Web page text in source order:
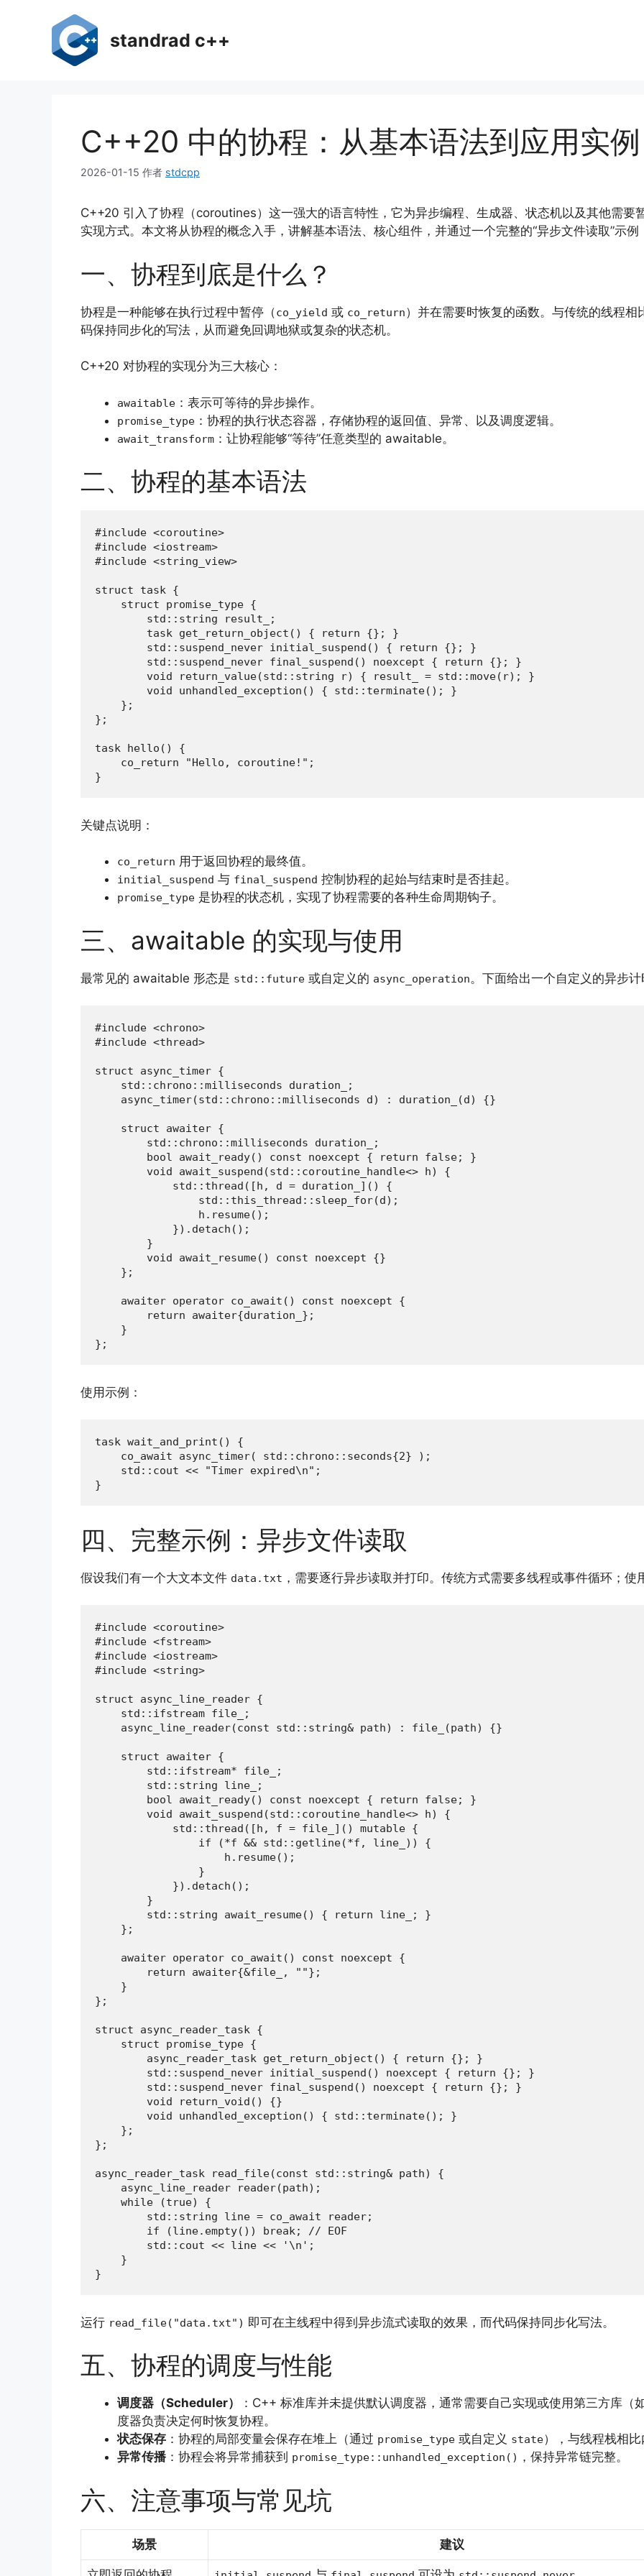
standrad c++
C++20 中的协程：从基本语法到应用实例
2026-01-15 作者 stdcpp
C++20 引入了协程（coroutines）这一强大的语言特性，它为异步编程、生成器、状态机以及其他需要
实现方式。本文将从协程的概念入手，讲解基本语法、核心组件，并通过一个完整的“异步文件读取”示
一、协程到底是什么？
协程是一种能够在执行过程中暂停（co_yield 或 co_return）并在需要时恢复的函数。与传统的线程
码保持同步化的写法，从而避免回调地狱或复杂的状态机。
C++20 对协程的实现分为三大核心：
awaitable ：表示可等待的异步操作。
promise_type ：协程的执行状态容器，存储协程的返回值、异常、以及调度逻辑。
await_transform ：让协程能够“等待”任意类型的 awaitable。
二、协程的基本语法
#include <coroutine>
#include <iostream>
#include <string_view>
struct task {
    struct promise_type {
        std::string result_;
        task get_return_object() { return {}; }
        std::suspend_never initial_suspend() { return {}; }
        std::suspend_never final_suspend() noexcept { return {}; }
        void return_value(std::string r) { result_ = std::move(r); }
        void unhandled_exception() { std::terminate(); }
    };
};
task hello() {
    co_return "Hello, coroutine!";
}
关键点说明：
co_return 用于返回协程的最终值。
initial_suspend 与 final_suspend 控制协程的起始与结束时是否挂起。
promise_type 是协程的状态机，实现了协程需要的各种生命周期钩子。
三、awaitable 的实现与使用
最常见的 awaitable 形态是 std::future 或自定义的 async_operation。下面给出一个自定义的异步
#include <chrono>
#include <thread>
struct async_timer {
    std::chrono::milliseconds duration_;
    async_timer(std::chrono::milliseconds d) : duration_(d) {}
    struct awaiter {
        std::chrono::milliseconds duration_;
        bool await_ready() const noexcept { return false; }
        void await_suspend(std::coroutine_handle<> h) {
            std::thread([h, d = duration_]() {
                std::this_thread::sleep_for(d);
                h.resume();
            }).detach();
        }
        void await_resume() const noexcept {}
    };
    awaiter operator co_await() const noexcept {
        return awaiter{duration_};
    }
};
使用示例：
task wait_and_print() {
    co_await async_timer( std::chrono::seconds{2} );
    std::cout << "Timer expired\n";
}
四、完整示例：异步文件读取
假设我们有一个大文本文件 data.txt ，需要逐行异步读取并打印。传统方式需要多线程或事件循环；使
#include <coroutine>
#include <fstream>
#include <iostream>
#include <string>
struct async_line_reader {
    std::ifstream file_;
    async_line_reader(const std::string& path) : file_(path) {}
    struct awaiter {
        std::ifstream* file_;
        std::string line_;
        bool await_ready() const noexcept { return false; }
        void await_suspend(std::coroutine_handle<> h) {
            std::thread([h, f = file_]() mutable {
                if (*f && std::getline(*f, line_)) {
                    h.resume();
                }
            }).detach();
        }
        std::string await_resume() { return line_; }
    };
    awaiter operator co_await() const noexcept {
        return awaiter{&file_, ""};
    }
};
struct async_reader_task {
    struct promise_type {
        async_reader_task get_return_object() { return {}; }
        std::suspend_never initial_suspend() noexcept { return {}; }
        std::suspend_never final_suspend() noexcept { return {}; }
        void return_void() {}
        void unhandled_exception() { std::terminate(); }
    };
};
async_reader_task read_file(const std::string& path) {
    async_line_reader reader(path);
    while (true) {
        std::string line = co_await reader;
        if (line.empty()) break; // EOF
        std::cout << line << '\n';
    }
}
运行 read_file("data.txt") 即可在主线程中得到异步流式读取的效果，而代码保持同步化写法。
五、协程的调度与性能
调度器（Scheduler）
：C++ 标准库并未提供默认调度器，通常需要自己实现或使用第三方库（
度器负责决定何时恢复协程。
状态保存 ：协程的局部变量会保存在堆上（通过 promise_type 或自定义 state），与线程栈相
异常传播：协程会将异常捕获到 promise_type::unhandled_exception() ，保持异常链完整。
六、注意事项与常见坑
场景 建议